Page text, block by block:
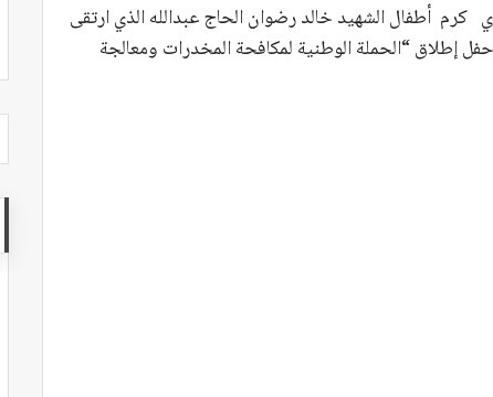
كرم أطفال الشهيد ‏خالد رضوان الحاج عبدالله الذي ارتقى
إطلاق “الحملة ‏الوطنية لمكافحة ‏المخدرات ومعالجة